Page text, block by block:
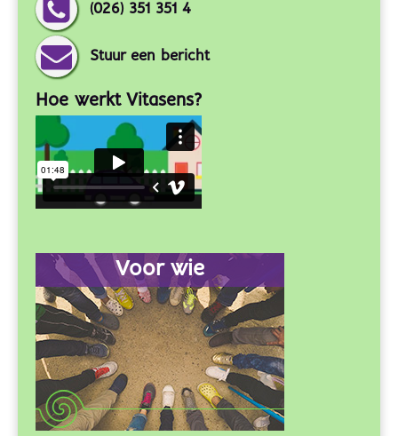
(026) 351 351 4
Stuur een bericht
Hoe werkt Vitasens?
Voor wie